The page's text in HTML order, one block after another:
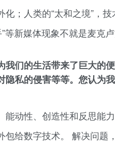
；人类的“太和之境”，
新媒体现象不就是麦克
们的生活带来了巨大的
私的侵害等等。您认为
动性、创造性和反思能
给数字技术。 解决问